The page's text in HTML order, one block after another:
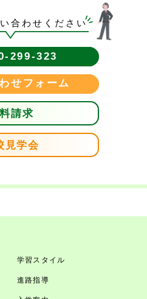
合わせください
299-323
せフォーム
請求
見学会
学習スタイル
進路指導